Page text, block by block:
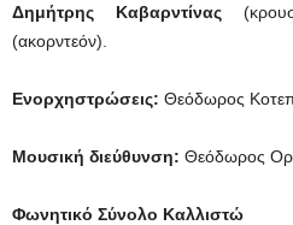
Δημήτρης Καβαρντίνας
(ακορντεόν).
Ενορχηστρώσεις: Θεόδωρος
Μουσική διεύθυνση: Θεόδωρος
Φωνητικό Σύνολο Καλλιστώ